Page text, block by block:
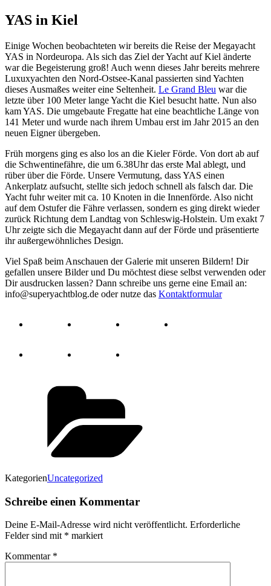
YAS in Kiel
Einige Wochen beobachteten wir bereits die Reise der Megayacht
YAS in Nordeuropa. Als sich das Ziel der Yacht auf Kiel änderte
war die Begeisterung groß! Auch wenn dieses Jahr bereits mehrere
Luxuxyachten den Nord-Ostsee-Kanal passierten sind Yachten
dieses Ausmaßes weiter eine Seltenheit. Le Grand Bleu war die
letzte über 100 Meter lange Yacht die Kiel besucht hatte. Nun also
kam YAS. Die umgebaute Fregatte hat eine beachtliche Länge von
141 Meter und wurde nach ihrem Umbau erst im Jahr 2015 an den
neuen Eigner übergeben.
Früh morgens ging es also los an die Kieler Förde. Von dort ab auf
die Schwentinefähre, die um 6.38Uhr das erste Mal ablegt, und
rüber über die Förde. Unsere Vermutung, dass YAS einen
Ankerplatz aufsucht, stellte sich jedoch schnell als falsch dar. Die
Yacht fuhr weiter mit ca. 10 Knoten in die Innenförde. Also nicht
auf dem Ostufer die Fähre verlassen, sondern es ging direkt wieder
zurück Richtung dem Landtag von Schleswig-Holstein. Um exakt 7
Uhr zeigte sich die Megayacht dann auf der Förde und präsentierte
ihr außergewöhnliches Design.
Viel Spaß beim Anschauen der Galerie mit unseren Bildern! Dir
gefallen unsere Bilder und Du möchtest diese selbst verwenden oder
Dir ausdrucken lassen? Dann schreibe uns gerne eine Email an:
info@superyachtblog.de oder nutze das Kontaktformular
KategorienUncategorized
Schreibe einen Kommentar
Deine E-Mail-Adresse wird nicht veröffentlicht. Erforderliche
Felder sind mit * markiert
Kommentar *